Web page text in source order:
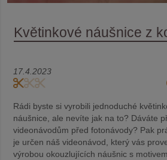
Květinkové náušnice z
17.4.2023
Rádi byste si vyrobili jednoduché
náušnice, ale nevíte jak na to? Dáváte
videonávodům před fotonávody? Pak
je určen náš videonávod, který vás
výrobou okouzlujících náušnic s